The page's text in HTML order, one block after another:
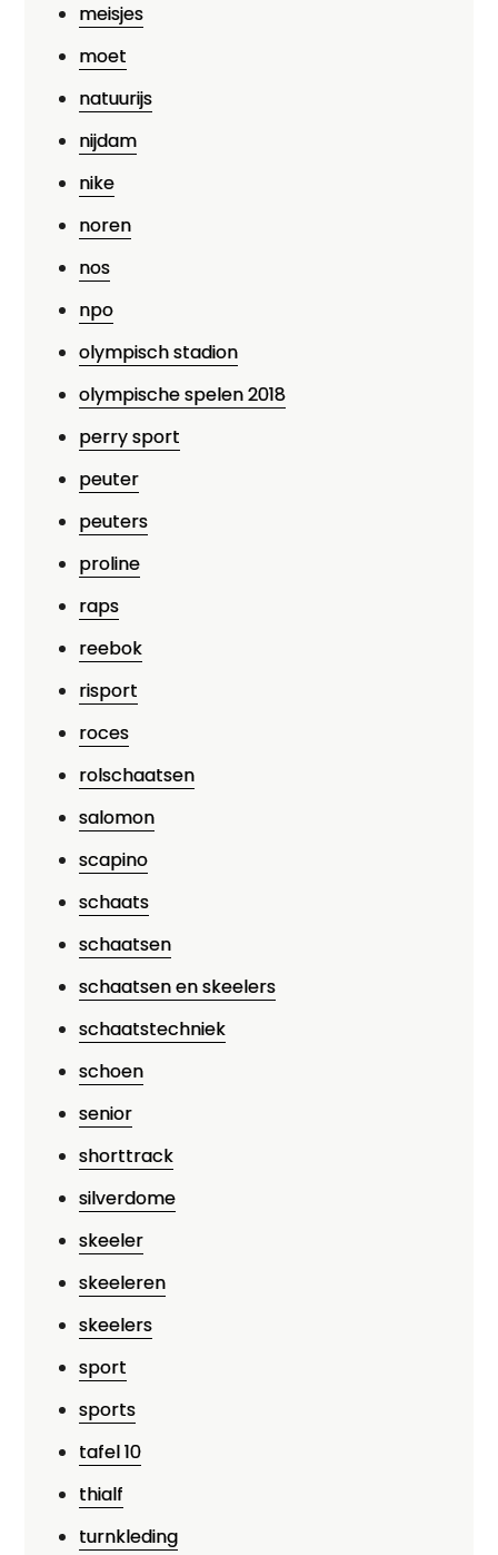
meisjes
moet
natuurijs
nijdam
nike
noren
nos
npo
olympisch stadion
olympische spelen 2018
perry sport
peuter
peuters
proline
raps
reebok
risport
roces
rolschaatsen
salomon
scapino
schaats
schaatsen
schaatsen en skeelers
schaatstechniek
schoen
senior
shorttrack
silverdome
skeeler
skeeleren
skeelers
sport
sports
tafel 10
thialf
turnkleding